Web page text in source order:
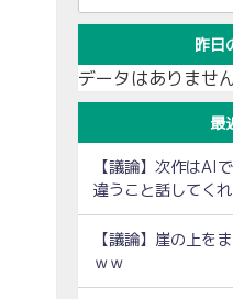
昨日
データはありませ
最
【議論】次作はAI
違うこと話してく
【議論】崖の上を
ｗｗ